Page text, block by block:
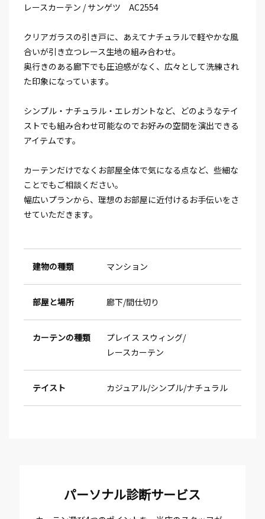
レースカーテン / サンゲツ AC2554
クリアガラスの引き戸に、あえてナチュラルで軽やかな風
合いが引き立つレース生地の組み合わせ。
奥行きのある廊下でも圧迫感がなく、広々として洗練され
た印象になっています。
シンプル・ナチュラル・エレガントなど、どのようなテイ
ストでも組み合わせ可能なのでお好みの空間を演出できる
アイテムです。
カーテンだけでなくお部屋全体で気になる点など、些細な
ことでもご相談ください。
幅広いプランから、理想のお部屋に近付けるお手伝いをさ
せていただきます。
建物の種類 マンション
部屋と場所 廊下 間仕切り
カーテンの種類
プレイス スウィング
レースカーテン
テイスト カジュアル シンプル ナチュラル
パーソナル診断サービス